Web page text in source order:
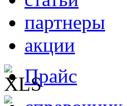
партнеры
акции
Прайс